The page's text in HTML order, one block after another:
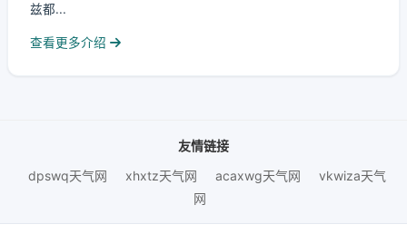
兹都...
查看更多介绍
友情链接
dpswq天气网
xhxtz天气网 acaxwg天气网
vkwiza天气
网